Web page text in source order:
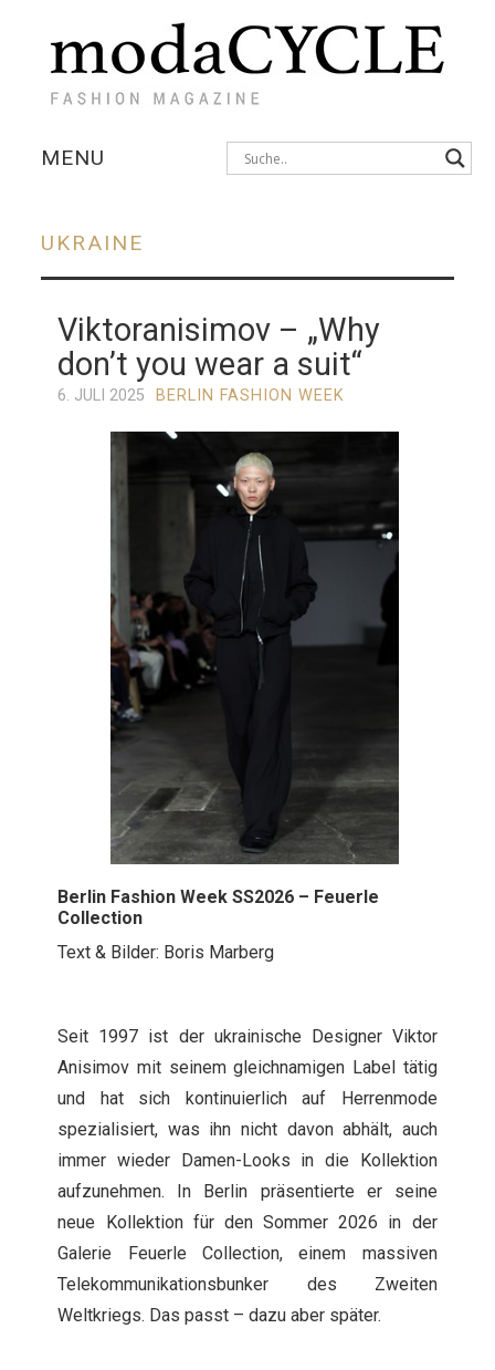
MENU
FOTOSTRECKEN
INTERVIEWS
UKRAINE
Viktoranisimov – „Why
don’t you wear a suit“
6. JULI 2025 BERLIN FASHION WEEK
Berlin Fashion Week SS2026 – Feuerle
Collection
Text & Bilder: Boris Marberg
Seit 1997 ist der ukrainische Designer Viktor
Anisimov mit seinem gleichnamigen Label tätig
und hat sich kontinuierlich auf Herrenmode
spezialisiert, was ihn nicht davon abhält, auch
immer wieder Damen-Looks in die Kollektion
aufzunehmen. In Berlin präsentierte er seine
neue Kollektion für den Sommer 2026 in der
Galerie Feuerle Collection, einem massiven
Telekommunikationsbunker des Zweiten
Weltkriegs. Das passt – dazu aber später.
Post
navigation